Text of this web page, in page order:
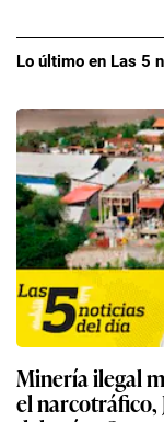
Lo último en Las 5
Minería ilegal
el narcotráfico,